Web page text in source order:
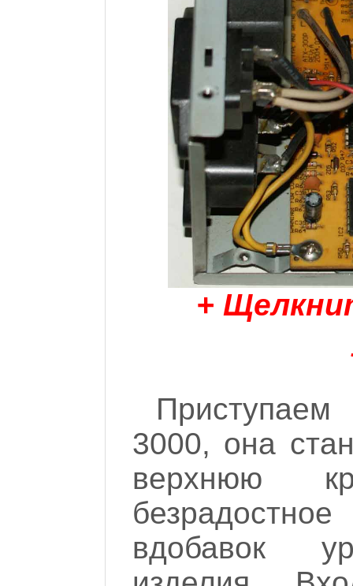
+
3000, она
верхнюю
вдобавок